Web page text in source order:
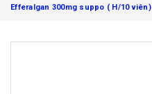
Efferalgan 300mg suppo ( H/10 viên)